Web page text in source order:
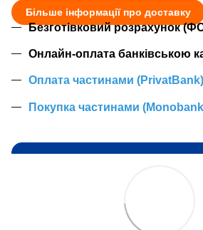
Більше інформації про доставку
Безготівковий розрахунок
Онлайн-оплата банківською
Оплата частинами (PrivatBank)
Покупка частинами